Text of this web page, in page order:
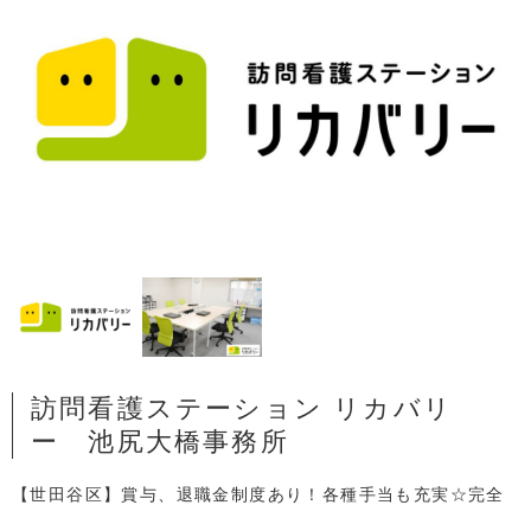
訪問看護ステーション リカバリ
ー 池尻大橋事務所
【世田谷区】賞与、退職金制度あり！各種手当も充実☆完全